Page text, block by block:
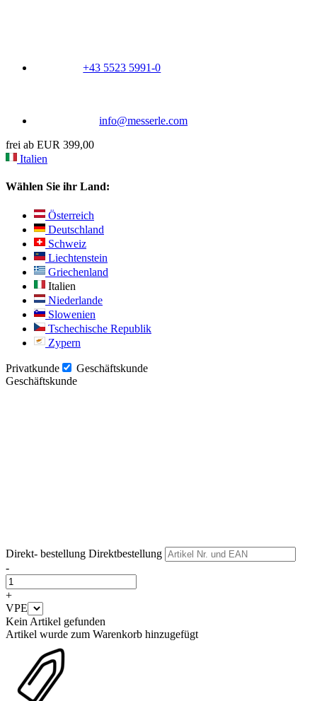
+43 5523 5991-0
info@messerle.com
frei ab EUR 399,00
Italien
Wählen Sie ihr Land:
Österreich
Deutschland
Schweiz
Liechtenstein
Griechenland
Italien
Niederlande
Slowenien
Tschechische Republik
Zypern
Privatkunde
Geschäftskunde
Geschäftskunde
Direkt- bestellung Direktbestellung
-
+
VPE
Kein Artikel gefunden
Artikel wurde zum Warenkorb hinzugefügt